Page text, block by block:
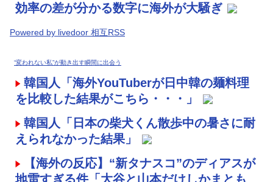
効率の差が分かる数字に海外が大騒ぎ
Powered by livedoor 相互RSS
“変われない私”が動き出す瞬間に出会う
韓国人「海外YouTuberが日中韓の麺料理
を比較した結果がこちら・・・」
韓国人「日本の柴犬くん散歩中の暑さに耐
えられなかった結果」
【海外の反応】“新タナスコ”のディアスが
地雷すぎる件「大谷と山本だけしかまとも